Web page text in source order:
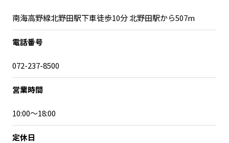
MILCプロジェクト
選出企業特別対談
Localist
地域豆知識
Sporkle
「人」から探す
南海高野線北野田駅下車徒歩10分 北野田駅から507m
電話番号
072-237-8500
営業時間
10:00～18:00
定休日